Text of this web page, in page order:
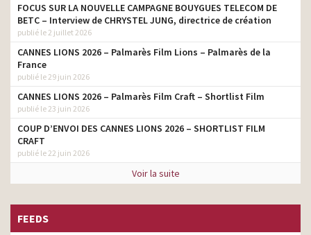
FOCUS SUR LA NOUVELLE CAMPAGNE BOUYGUES TELECOM DE
BETC – Interview de CHRYSTEL JUNG, directrice de création
publié le 2 juillet 2026
CANNES LIONS 2026 – Palmarès Film Lions – Palmarès de la
France
publié le 29 juin 2026
CANNES LIONS 2026 – Palmarès Film Craft – Shortlist Film
publié le 23 juin 2026
COUP D’ENVOI DES CANNES LIONS 2026 – SHORTLIST FILM
CRAFT
publié le 22 juin 2026
Voir la suite
FEEDS